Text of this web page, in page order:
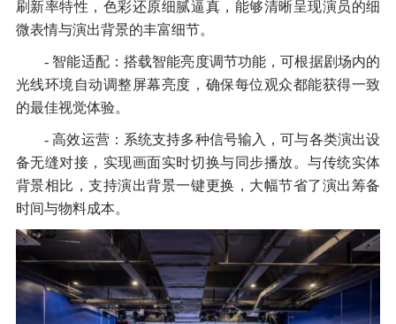
刷新率特性，色彩还原细腻逼真，能够清晰呈现演员的细
微表情与演出背景的丰富细节。
- 智能适配：搭载智能亮度调节功能，可根据剧场内的
光线环境自动调整屏幕亮度，确保每位观众都能获得一致
的最佳视觉体验。
- 高效运营：系统支持多种信号输入，可与各类演出设
备无缝对接，实现画面实时切换与同步播放。与传统实体
背景相比，支持演出背景一键更换，大幅节省了演出筹备
时间与物料成本。